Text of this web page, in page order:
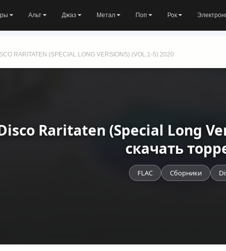
Альт Джаз Метал Поп Рок
RARITATEN (SPECIAL LONG VERSIONS) (VOL.1-5) 2020
Raritaten (Special Long
скачать
FLAC Сборники